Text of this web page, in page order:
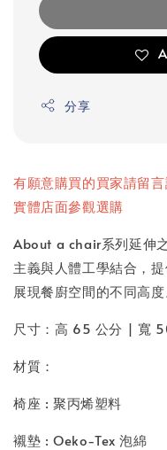
分享
有願意購買的買家請留
實體店面參觀選購
About a chair系列延伸
主義與人體工學結合，
展現餐廚空間的不同高度
尺寸： 高 65 公分 | 寬
材質：
椅座 : 聚丙烯塑料
襯墊 : Oeko-Tex 泡綿